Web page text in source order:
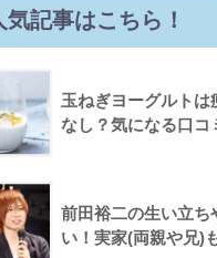
気記事はこちら！
玉ねぎヨーグルトは
なし？気になる口コ
前田裕二の生い立ち
い！実家(両親や兄)